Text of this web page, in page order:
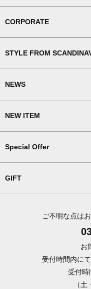
CORPORATE
STYLE FROM
NEWS
NEW ITEM
Special Offer
GIFT
ご不明な点は
お
受付時間内に
受付
（